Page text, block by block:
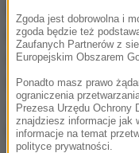
W półfinale Polka
numerem 16.
czwarta
wygrała
Johanna Konta (nr
(8.).
Zgoda jest dobrowolna i
zgoda będzie też
Zaufanych Partnerów z
Europejskim Obszarem
Ponadto masz prawo
ograniczenia
Prezesa Urzędu Ochrony
znajdziesz informacje jak
informacje na temat
polityce prywatności.